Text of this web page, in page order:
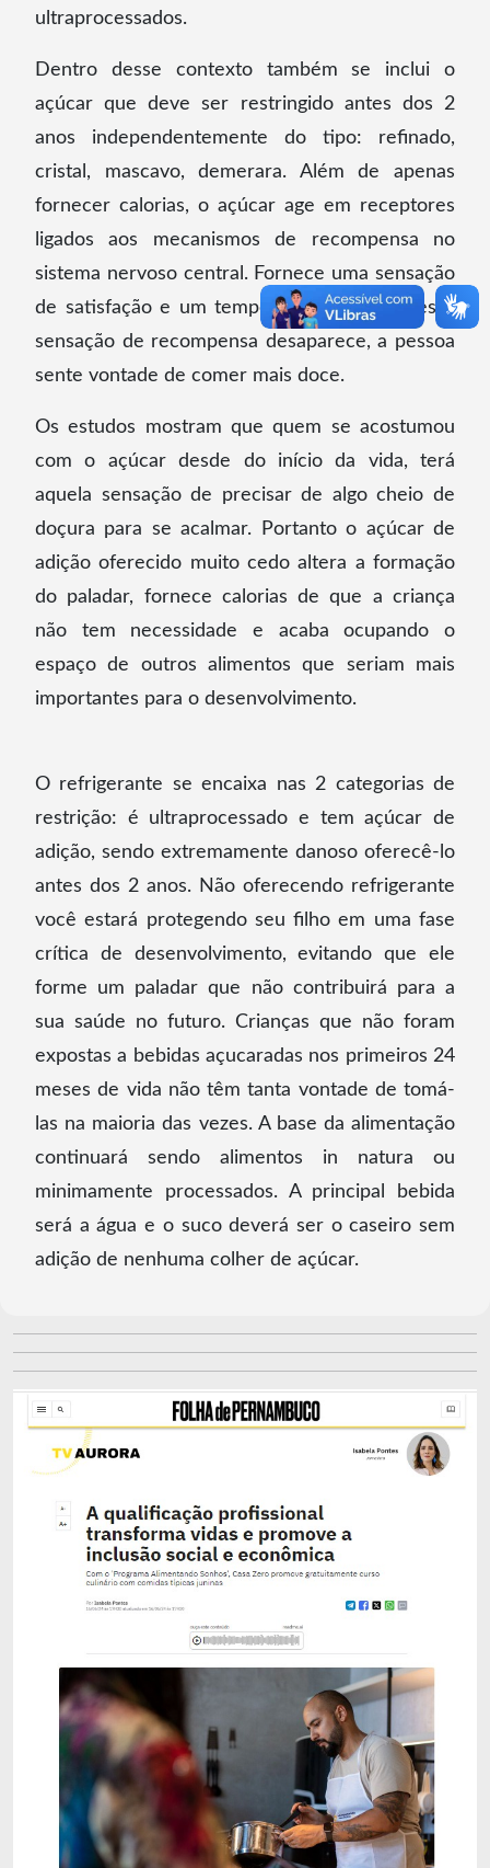
ultraprocessados.
Dentro desse contexto também se inclui o
açúcar que deve ser restringido antes dos 2
anos independentemente do tipo: refinado,
cristal, mascavo, demerara. Além de apenas
fornecer calorias, o açúcar age em receptores
ligados aos mecanismos de recompensa no
sistema nervoso central. Fornece uma sensação
de satisfação e um tempo depois quando essa
sensação de recompensa desaparece, a pessoa
sente vontade de comer mais doce.
Os estudos mostram que quem se acostumou
com o açúcar desde do início da vida, terá
aquela sensação de precisar de algo cheio de
doçura para se acalmar. Portanto o açúcar de
adição oferecido muito cedo altera a formação
do paladar, fornece calorias de que a criança
não tem necessidade e acaba ocupando o
espaço de outros alimentos que seriam mais
importantes para o desenvolvimento.
O refrigerante se encaixa nas 2 categorias de
restrição: é ultraprocessado e tem açúcar de
adição, sendo extremamente danoso oferecê-lo
antes dos 2 anos. Não oferecendo refrigerante
você estará protegendo seu filho em uma fase
crítica de desenvolvimento, evitando que ele
forme um paladar que não contribuirá para a
sua saúde no futuro. Crianças que não foram
expostas a bebidas açucaradas nos primeiros 24
meses de vida não têm tanta vontade de tomá-
las na maioria das vezes. A base da alimentação
continuará sendo alimentos in natura ou
minimamente processados. A principal bebida
será a água e o suco deverá ser o caseiro sem
adição de nenhuma colher de açúcar.